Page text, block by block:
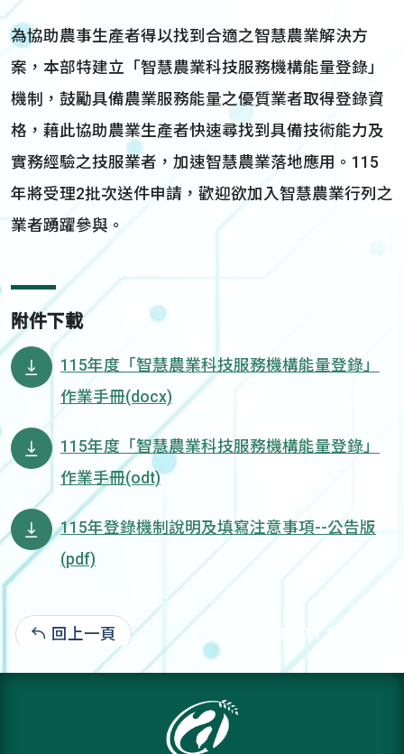
為協助農事生產者得以找到合適之智慧農業解決方
案，本部特建立「智慧農業科技服務機構能量登錄」
機制，鼓勵具備農業服務能量之優質業者取得登錄資
格，藉此協助農業生產者快速尋找到具備技術能力及
實務經驗之技服業者，加速智慧農業落地應用。115
年將受理2批次送件申請，歡迎欲加入智慧農業行列之
業者踴躍參與。
附件下載
115年度「智慧農業科技服務機構能量登錄」
作業手冊(docx)
115年度「智慧農業科技服務機構能量登錄」
作業手冊(odt)
115年登錄機制說明及填寫注意事項--公告版
(pdf)
回上一頁 115-03-20:1,351